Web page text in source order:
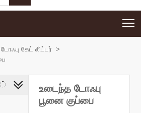
டோஃபு கேட் லிட்டர்
>
உடைந்த டோஃபு
பூனை குப்பை